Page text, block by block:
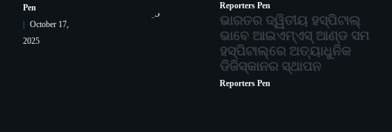
Pen
October 17,
2025
Reporters Pen
5
ଭାରତର ଦ୍ୱିତୀୟ ହସ୍ପିଟାଲ୍
ଭାବେ ଆଇଏମ୍‌ଏସ୍ ଆଣ୍ଡ ସମ
ହସ୍ପିଟାଲ୍‌ରେ ଅତ୍ୟାଧୁନିକ
ଡିଜିସ୍କାନର ସ୍ଥାପନ
Reporters Pen